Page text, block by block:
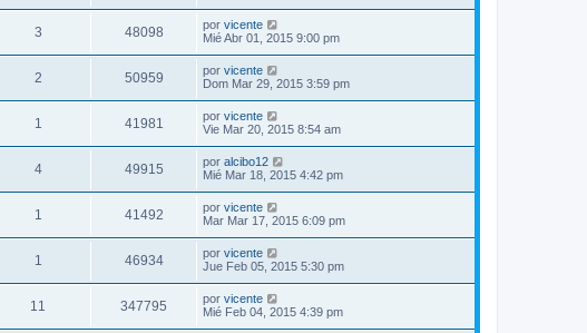
3 48098 por vicente
Mié Abr 01, 2015 9:00 pm
2 50959 por vicente
Dom Mar 29, 2015 3:59 pm
1 41981 por vicente
Vie Mar 20, 2015 8:54 am
4 49915 por alcibo12
Mié Mar 18, 2015 4:42 pm
1 41492 por vicente
Mar Mar 17, 2015 6:09 pm
1 46934 por vicente
Jue Feb 05, 2015 5:30 pm
11 347795 por vicente
Mié Feb 04, 2015 4:39 pm